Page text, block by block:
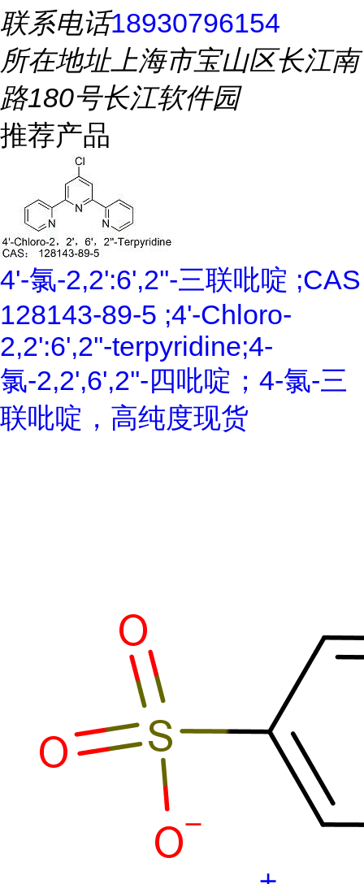
联系电话18930796154
所在地址上海市宝山区长江南
路180号长江软件园
推荐产品
4'-氯-2,2':6',2''-三联吡啶 ;CAS
128143-89-5 ;4'-Chloro-
2,2':6',2''-terpyridine;4-
氯-2,2',6',2''-四吡啶；4-氯-三
联吡啶，高纯度现货